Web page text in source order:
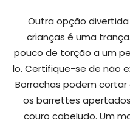
Outra opção
crianças é uma
pouco de torção a um
lo. Certifique-se de não
Borrachas podem
os barrettes
couro cabeludo. Um